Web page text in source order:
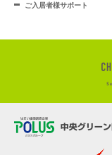
ご入居者様サポート